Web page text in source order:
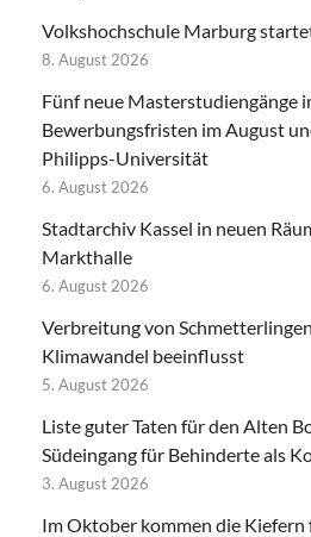
Volkshochschule Marburg
8. August 2026
Fünf neue Masterstudiengänge
Bewerbungsfristen im August
Philipps-Universität
6. August 2026
Stadtarchiv Kassel in neuen
Markthalle
6. August 2026
Verbreitung von
Klimawandel beeinflusst
5. August 2026
Liste guter Taten für den Alten
Südeingang für Behinderte als
3. August 2026
Im Oktober kommen die Kiefern